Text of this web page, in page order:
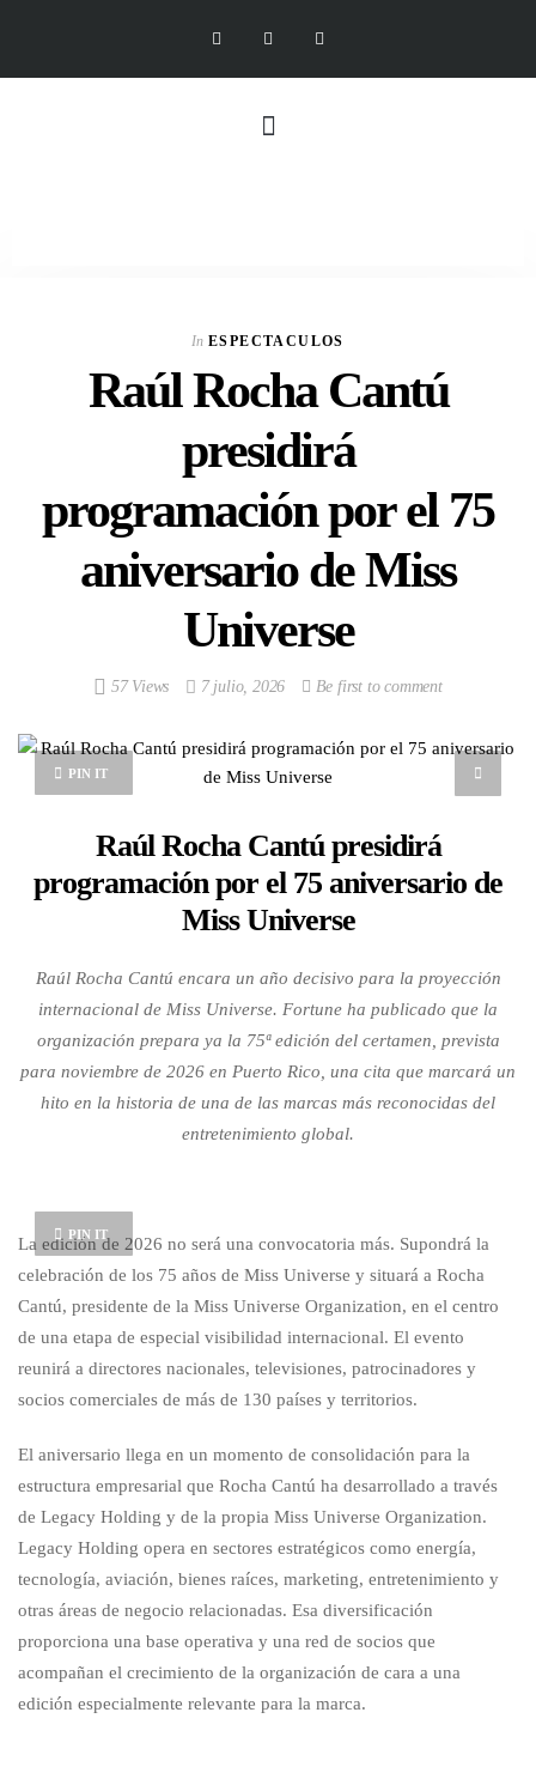
In ESPECTACULOS
Raúl Rocha Cantú
presidirá
programación por el 75
aniversario de Miss
Universe
57 Views 7 julio, 2026 Be first to comment
PIN IT
Raúl Rocha Cantú presidirá
programación por el 75 aniversario de
Miss Universe
Raúl Rocha Cantú encara un año decisivo para la proyección
internacional de Miss Universe. Fortune ha publicado que la
organización prepara ya la 75ª edición del certamen, prevista
para noviembre de 2026 en Puerto Rico, una cita que marcará un
hito en la historia de una de las marcas más reconocidas del
entretenimiento global.
PIN IT
La edición de 2026 no será una convocatoria más. Supondrá la
celebración de los 75 años de Miss Universe y situará a Rocha
Cantú, presidente de la Miss Universe Organization, en el centro
de una etapa de especial visibilidad internacional. El evento
reunirá a directores nacionales, televisiones, patrocinadores y
socios comerciales de más de 130 países y territorios.
El aniversario llega en un momento de consolidación para la
estructura empresarial que Rocha Cantú ha desarrollado a través
de Legacy Holding y de la propia Miss Universe Organization.
Legacy Holding opera en sectores estratégicos como energía,
tecnología, aviación, bienes raíces, marketing, entretenimiento y
otras áreas de negocio relacionadas. Esa diversificación
proporciona una base operativa y una red de socios que
acompañan el crecimiento de la organización de cara a una
edición especialmente relevante para la marca.